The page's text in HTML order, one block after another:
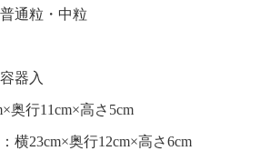
通粒・中粒
器入
奥行11cm×高さ5cm
：横23cm×奥行12cm×高さ6cm